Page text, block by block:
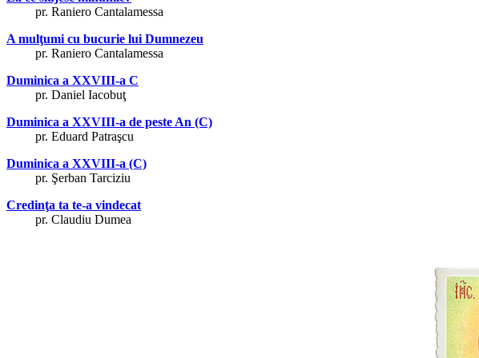
pr. Raniero Cantalamessa
A mulţumi cu bucurie lui Dumnezeu
pr. Raniero Cantalamessa
Duminica a XXVIII-a C
pr. Daniel Iacobuţ
Duminica a XXVIII-a de peste An (C)
pr. Eduard Patraşcu
Duminica a XXVIII-a (C)
pr. Şerban Tarciziu
Credinţa ta te-a vindecat
pr. Claudiu Dumea